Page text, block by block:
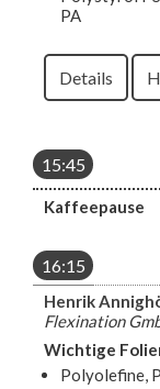
PA
Details
15:45
Kaffeepause
16:15
Henrik
Flexination
Wichtige
Polyolefine,